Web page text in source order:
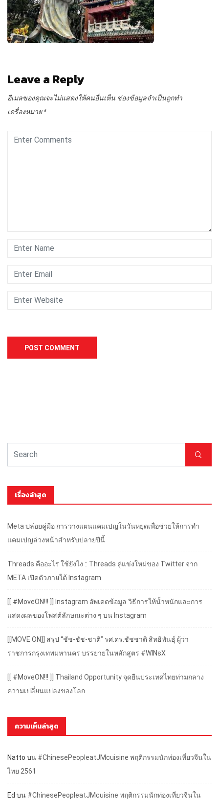
Leave a Reply
อีเมลของคุณจะไม่แสดงให้คนอื่นเห็น ช่องข้อมูลจำเป็นถูกทำ
เครื่องหมาย*
เรื่องล่าสุด
Meta ปล่อยคู่มือ การวางแผนแคมเปญในวันหยุดเพื่อช่วยให้การทำ
แคมเปญล่วงหน้าสำหรับปลายปีนี้
Threads คืออะไร ใช้ยังไง :: Threads คู่แข่งใหม่ของ Twitter จาก
META เปิดตัวภายใต้ Instagram
[[ #MoveON!!! ]] Instagram อัพเดตข้อมูล วิธีการให้น้ำหนักและการ
แสดงผลของโพสต์ลักษณะต่าง ๆ บน Instagram
[[MOVE ON]] สรุป “ชัช-ชัช-ชาติ” รศ.ดร.ชัชชาติ สิทธิพันธุ์ ผู้ว่า
ราชการกรุงเทพมหานคร บรรยายในหลักสูตร #WINsX
[[ #MoveON!!! ]] Thailand Opportunity จุดยืนประเทศไทยท่ามกลาง
ความเปลี่ยนแปลงของโลก
ความเห็นล่าสุด
Natto บน #ChinesePeopleatJMcuisine พฤติกรรมนักท่องเที่ยวจีนใน
ไทย 2561
Ed บน #ChinesePeopleatJMcuisine พฤติกรรมนักท่องเที่ยวจีนใน